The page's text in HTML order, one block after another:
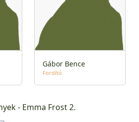
Gábor Bence
Fordító